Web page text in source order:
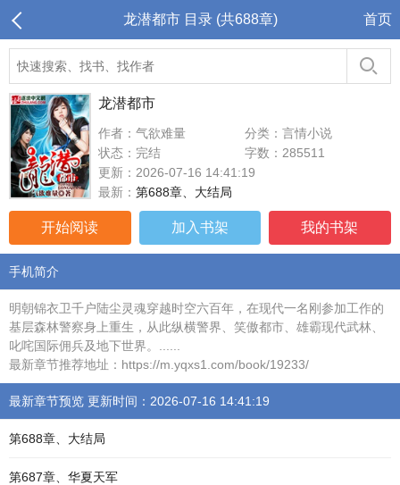
龙潜都市 目录 (共688章) 首页
龙潜都市
作者：气欲难量
分类：言情小说
状态：完结
字数：285511
更新：2026-07-16 14:41:19
最新： 第688章、大结局
开始阅读 加入书架 我的书架
手机简介
明朝锦衣卫千户陆尘灵魂穿越时空六百年，在现代一名刚参加工作的
基层森林警察身上重生，从此纵横警界、笑傲都市、雄霸现代武林、
叱咤国际佣兵及地下世界。......
最新章节推荐地址：https://m.yqxs1.com/book/19233/
最新章节预览 更新时间：2026-07-16 14:41:19
第688章、大结局
第687章、华夏天军